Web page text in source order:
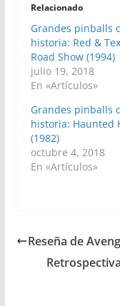
Relacionado
Grandes pinballs
historia: Red & Tex
Road Show (1994)
julio 19, 2018
En «Artículos»
Grandes pinballs
historia: Haunted
(1982)
octubre 4, 2018
En «Artículos»
Reseña de